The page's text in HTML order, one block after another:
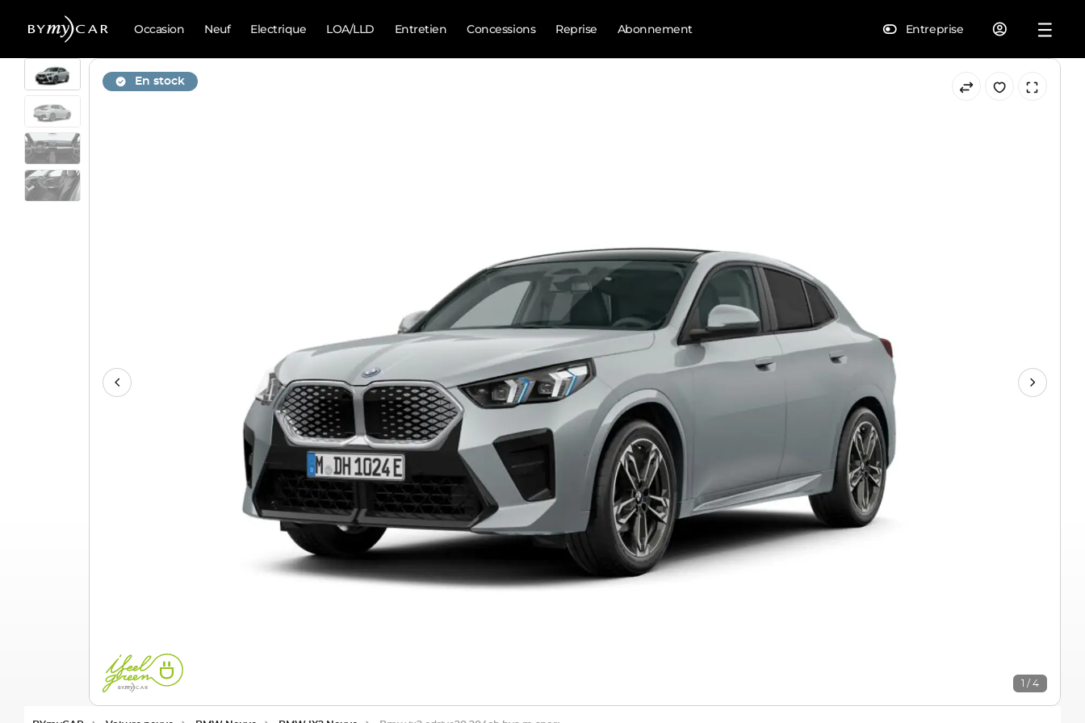
Occasion Neuf Electrique LOA/LLD Entretien Concessions Reprise Abonnement Entreprise
En stock
1 / 4